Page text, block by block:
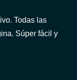
Todas las
Súper fácil y